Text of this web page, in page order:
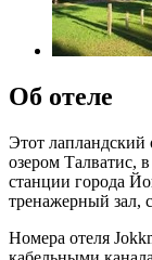
Об отеле
Этот лапландский
озером Талватис,
станции города
тренажерный зал,
Номера отеля